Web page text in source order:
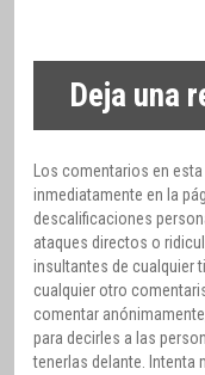
Deja una
Los comentarios en
inmediatamente en la
descalificaciones
ataques directos o
insultantes de cualquier
cualquier otro
comentar
para decirles a las
tenerlas delante. Intenta